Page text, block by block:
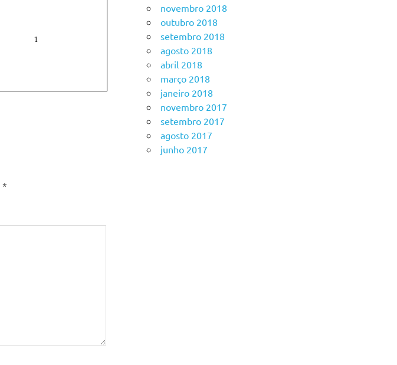
*
novembro 2018
outubro 2018
setembro 2018
agosto 2018
abril 2018
março 2018
janeiro 2018
novembro 2017
setembro 2017
agosto 2017
junho 2017